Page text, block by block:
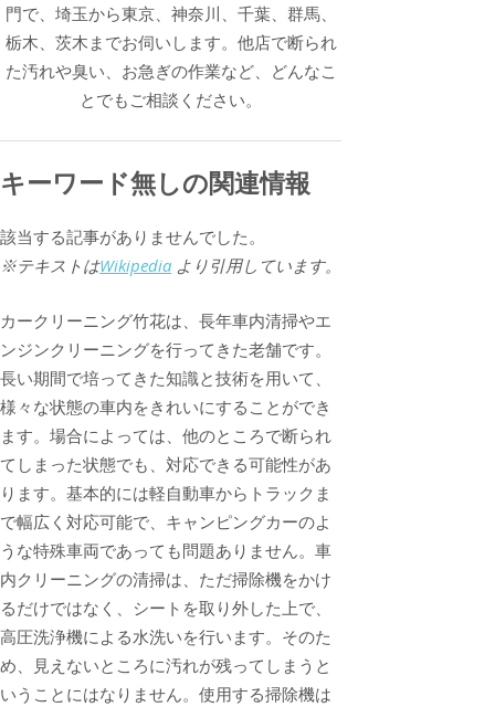
門で、埼玉から東京、神奈川、千葉、群馬、
栃木、茨木までお伺いします。他店で断られ
た汚れや臭い、お急ぎの作業など、どんなこ
とでもご相談ください。
キーワード無しの関連情報
該当する記事がありませんでした。
※テキストはWikipedia より引用しています。
カークリーニング竹花は、長年車内清掃やエ
ンジンクリーニングを行ってきた老舗です。
長い期間で培ってきた知識と技術を用いて、
様々な状態の車内をきれいにすることができ
ます。場合によっては、他のところで断られ
てしまった状態でも、対応できる可能性があ
ります。基本的には軽自動車からトラックま
で幅広く対応可能で、キャンピングカーのよ
うな特殊車両であっても問題ありません。車
内クリーニングの清掃は、ただ掃除機をかけ
るだけではなく、シートを取り外した上で、
高圧洗浄機による水洗いを行います。そのた
め、見えないところに汚れが残ってしまうと
いうことにはなりません。使用する掃除機は